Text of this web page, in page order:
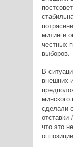
митинги
честных
выборов.
В
внешних
сделали
что это